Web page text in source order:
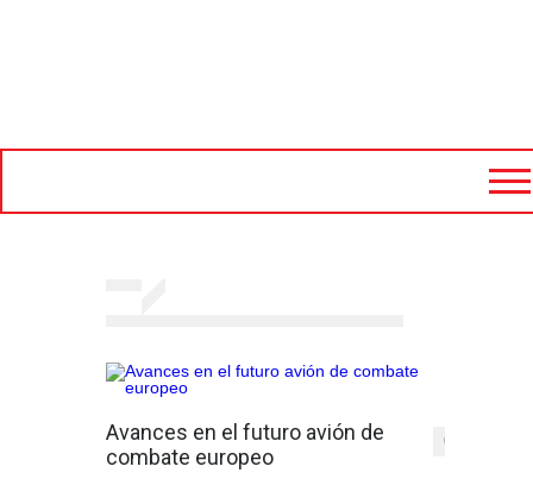
Avances en el futuro avión de
combate europeo
0